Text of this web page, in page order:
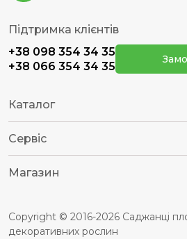
Підтримка клієнтів
+38 098 354 34 35
+38 066 354 34 35
Каталог
Сервіс
Магазин
Copyright © 2016-2026 Саджанці
декоративних рослин